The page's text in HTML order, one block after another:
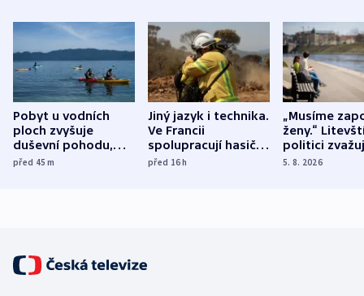
Pobyt u vodních
ploch zvyšuje
duševní pohodu,
ukázala
před 45m
Jiný jazyk i technika.
Ve Francii
spolupracují hasiči z
různých zemí
před 16h
„Musíme
ženy.“
politici
dohodu o
5. 8. 2026